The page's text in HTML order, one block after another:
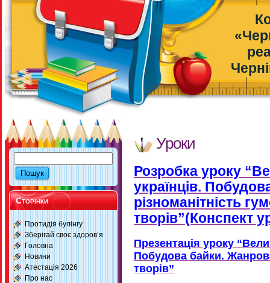
Сторінки
Протидія булінгу
Зберігай своє здоров’я
Головна
Новини
Атестація 2026
Про нас
Уроки
Розробка уроку
українців.
різноманітність
творів”(Конспект
Презентація уроку
Побудова байки.
творів”